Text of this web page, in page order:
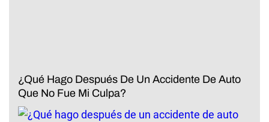
¿Qué Hago Después De Un Accidente De Auto
Que No Fue Mi Culpa?